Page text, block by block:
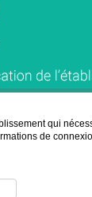
qui
de